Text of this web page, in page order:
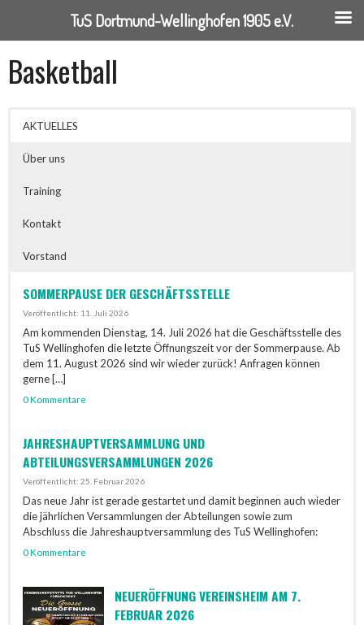
zum
Inhalt
Basketball
AKTUELLES
Über uns
Training
Kontakt
Vorstand
SOMMERPAUSE DER GESCHÄFTSSTELLE
Veröffentlicht: 11. Juli 2026
Am kommenden Dienstag, 14. Juli 2026 hat die Geschäftsstelle des
TuS Wellinghofen die letzte Öffnungszeit vor der Sommerpause. Ab
dem 11. August 2026 sind wir wieder zurück! Anfragen können
gerne […]
0 Kommentare
JAHRESHAUPTVERSAMMLUNG UND
ABTEILUNGSVERSAMMLUNGEN 2026
Veröffentlicht: 25. Februar 2026
Das neue Jahr ist gerade gestartet und damit beginnen auch wieder
die jährlichen Versammlungen der Abteilungen sowie zum
Abschluss die Jahreshauptversammlung des TuS Wellinghofen:
0 Kommentare
NEUERÖFFNUNG VEREINSHEIM AM 7.
FEBRUAR 2026
TuS Dortmund-Wellinghofen 1905 e.V.